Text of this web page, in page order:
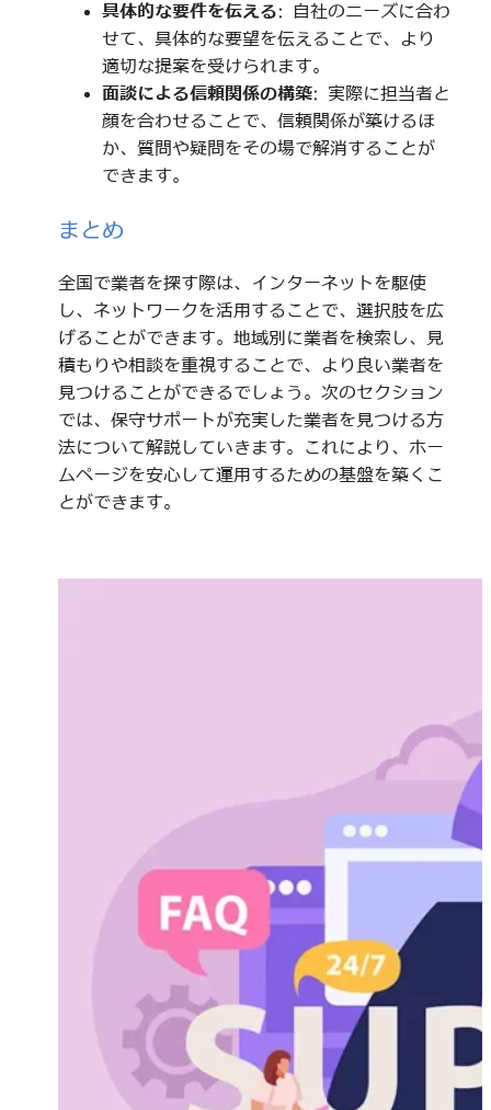
具体的な要件を伝える: 自社のニーズに合わ
せて、具体的な要望を伝えることで、より
適切な提案を受けられます。
面談による信頼関係の構築: 実際に担当者と
顔を合わせることで、信頼関係が築けるほ
か、質問や疑問をその場で解消することが
できます。
まとめ
全国で業者を探す際は、インターネットを駆使
し、ネットワークを活用することで、選択肢を広
げることができます。地域別に業者を検索し、見
積もりや相談を重視することで、より良い業者を
見つけることができるでしょう。次のセクション
では、保守サポートが充実した業者を見つける方
法について解説していきます。これにより、ホー
ムページを安心して運用するための基盤を築くこ
とができます。